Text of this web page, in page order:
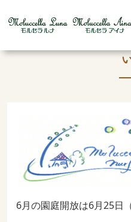
モルセラ園田南保
6月の園庭開放は6月25日